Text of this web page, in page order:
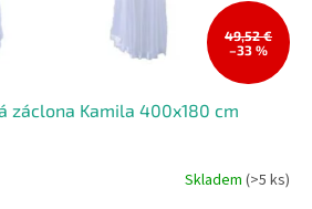
49,52 €
–33 %
záclona Kamila 400x180 cm
Skladem(>5 ks)